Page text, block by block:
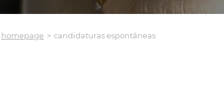
homepage candidaturas espontâneas